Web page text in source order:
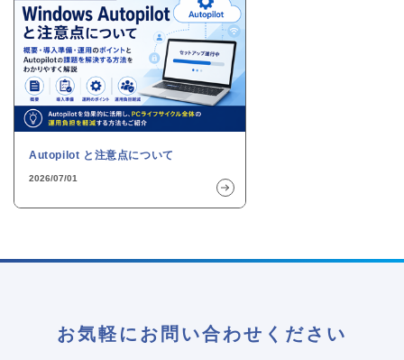
Autopilot と注意点について
2026/07/01
お気軽にお問い合わせください